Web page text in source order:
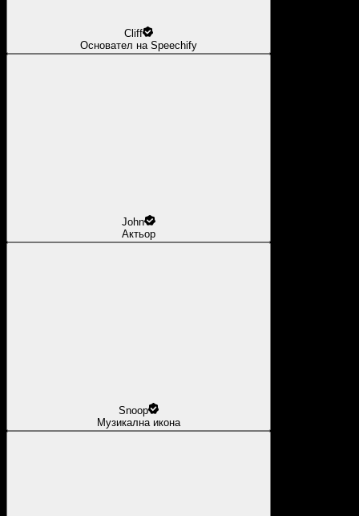
Cliff
Основател на Speechify
John
Актьор
Snoop
Музикална икона